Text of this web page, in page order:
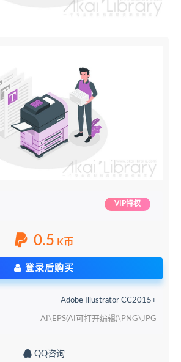
VIP特权
0.5 K币
登录后购买
Adobe Illustrator CC2015+
AI\EPS(AI可打开编辑)\PNG\JPG
QQ咨询